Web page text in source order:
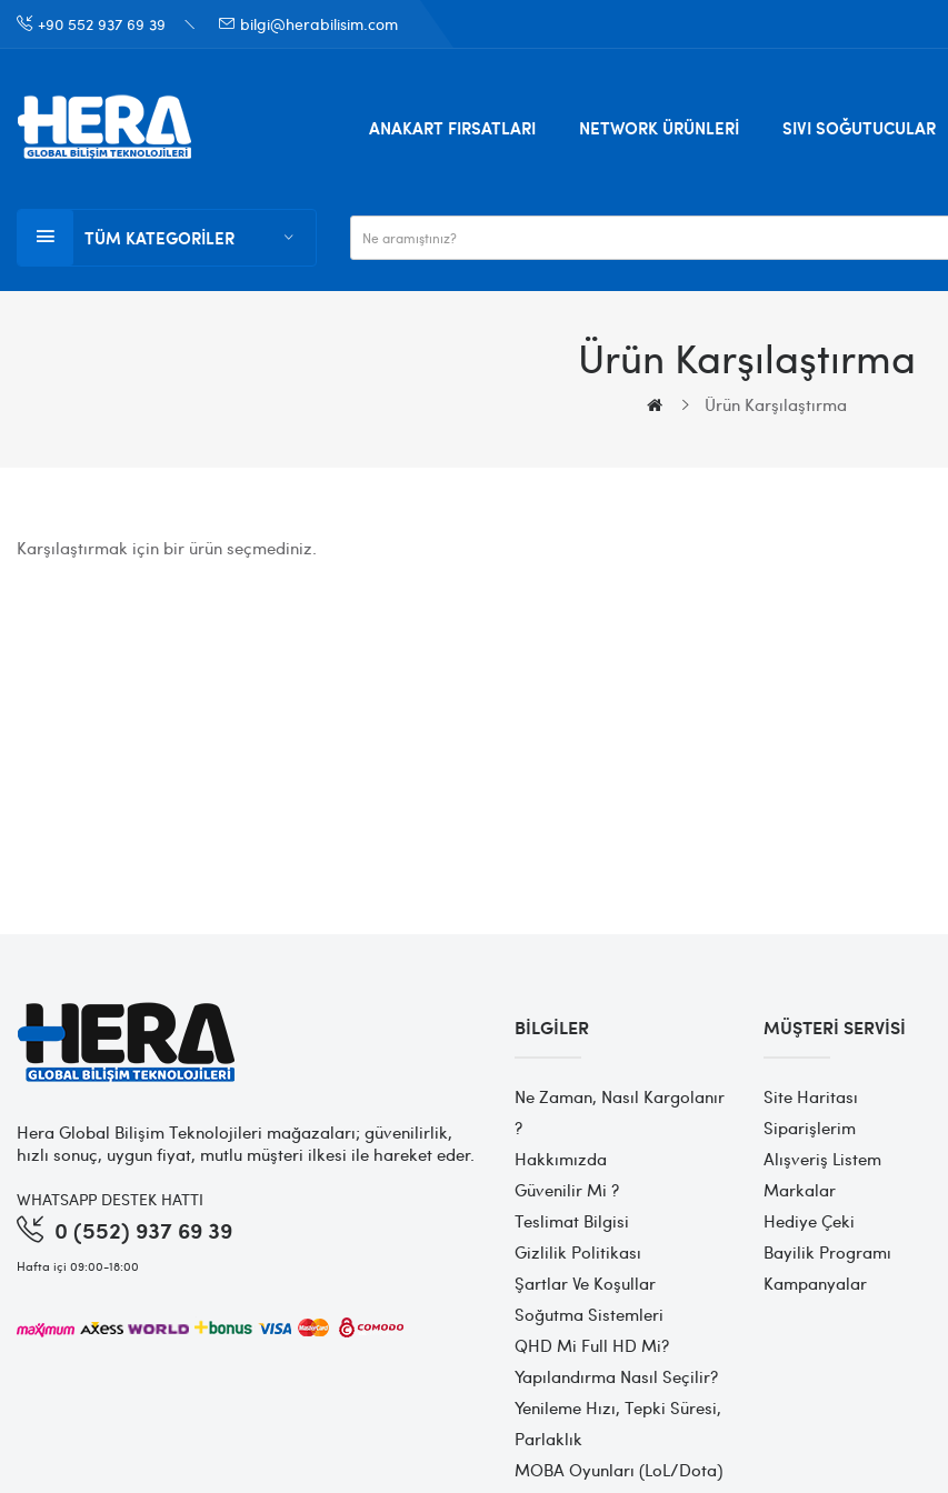
+90 552 937 69 39 bilgi@herabilisim.com
ANAKART FIRSATLARI NETWORK ÜRÜNLERI SIVI SOĞUTUCULAR
TÜM KATEGORILER
Ürün Karşılaştırma
Ürün Karşılaştırma
Karşılaştırmak için bir ürün seçmediniz.
Hera Global Bilişim Teknolojileri mağazaları; güvenilirlik,
hızlı sonuç, uygun fiyat, mutlu müşteri ilkesi ile hareket eder.
WHATSAPP DESTEK HATTI
0 (552) 937 69 39
Hafta içi 09:00-18:00
BILGILER
Ne Zaman, Nasıl Kargolanır
?
Hakkımızda
Güvenilir Mi ?
Teslimat Bilgisi
Gizlilik Politikası
Şartlar Ve Koşullar
Soğutma Sistemleri
QHD Mi Full HD Mi?
Yapılandırma Nasıl Seçilir?
Yenileme Hızı, Tepki Süresi,
Parlaklık
MOBA Oyunları (LoL/Dota)
MÜŞTERI SERVISI
Site Haritası
Siparişlerim
Alışveriş Listem
Markalar
Hediye Çeki
Bayilik Programı
Kampanyalar